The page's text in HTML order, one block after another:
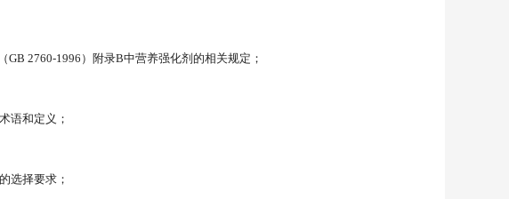
2760-1996）附录B中营养强化剂的相关规定；
语和定义；
选择要求；